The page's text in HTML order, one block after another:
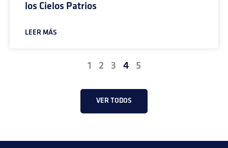
los Cielos Patrios
LEER MÁS
1 2 3 4 5
VER TODOS